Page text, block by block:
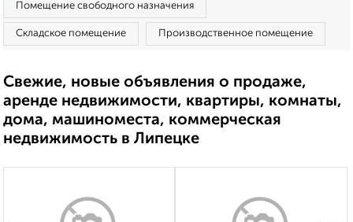
Помещение свободного назначения
Складское помещение Производственное помещение
Свежие, новые объявления о продаже,
аренде недвижимости, квартиры, комнаты,
дома, машиноместа, коммерческая
недвижимость в Липецке